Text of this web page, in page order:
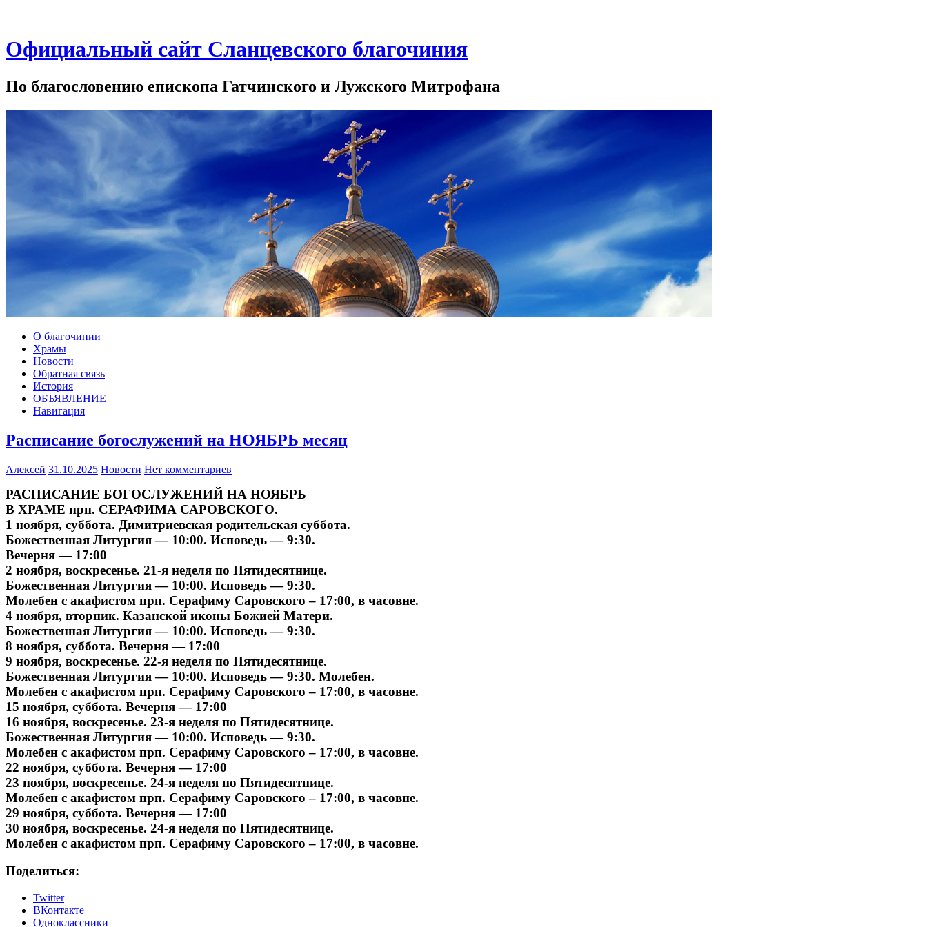
Официальный сайт Сланцевского благочиния
По благословению епископа Гатчинского и Лужского Митрофана
О благочинии
Храмы
Новости
Обратная связь
История
ОБЪЯВЛЕНИЕ
Навигация
Расписание богослужений на НОЯБРЬ месяц
Алексей 31.10.2025 Новости Нет комментариев
РАСПИСАНИЕ БОГОСЛУЖЕНИЙ НА НОЯБРЬ
В ХРАМЕ прп. СЕРАФИМА САРОВСКОГО.
1 ноября, суббота. Димитриевская родительская суббота.
Божественная Литургия — 10:00. Исповедь — 9:30.
Вечерня — 17:00
2 ноября, воскресенье. 21-я неделя по Пятидесятнице.
Божественная Литургия — 10:00. Исповедь — 9:30.
Молебен с акафистом прп. Серафиму Саровского – 17:00, в часовне.
4 ноября, вторник. Казанской иконы Божией Матери.
Божественная Литургия — 10:00. Исповедь — 9:30.
8 ноября, суббота. Вечерня — 17:00
9 ноября, воскресенье. 22-я неделя по Пятидесятнице.
Божественная Литургия — 10:00. Исповедь — 9:30. Молебен.
Молебен с акафистом прп. Серафиму Саровского – 17:00, в часовне.
15 ноября, суббота. Вечерня — 17:00
16 ноября, воскресенье. 23-я неделя по Пятидесятнице.
Божественная Литургия — 10:00. Исповедь — 9:30.
Молебен с акафистом прп. Серафиму Саровского – 17:00, в часовне.
22 ноября, суббота. Вечерня — 17:00
23 ноября, воскресенье. 24-я неделя по Пятидесятнице.
Молебен с акафистом прп. Серафиму Саровского – 17:00, в часовне.
29 ноября, суббота. Вечерня — 17:00
30 ноября, воскресенье. 24-я неделя по Пятидесятнице.
Молебен с акафистом прп. Серафиму Саровского – 17:00, в часовне.
Поделиться:
Twitter
ВКонтакте
Одноклассники